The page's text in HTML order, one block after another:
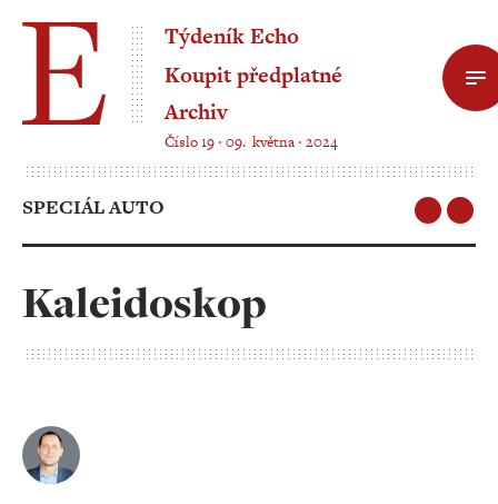
Týdeník Echo
Koupit předplatné
Archiv
Číslo 19 ‧ 09. května ‧ 2024
SPECIÁL AUTO
Kaleidoskop